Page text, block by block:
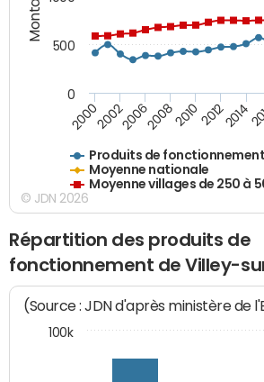
Produits de
Moyenne nationale
Moyenne villages de 250 à
2000200220062008201020122014
500
0
© JDN 2026
Répartition des produits de
fonctionnement de Villey-
(Source : JDN d'après ministère de
100k